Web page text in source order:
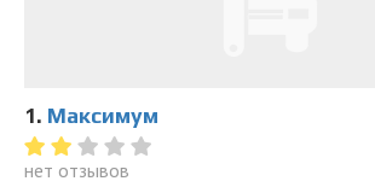
1. Максимум
нет отзывов